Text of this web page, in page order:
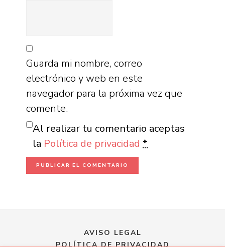
Guarda mi nombre, correo
electrónico y web en este
navegador para la próxima vez que
comente.
Al realizar tu comentario aceptas
la Política de privacidad *
AVISO LEGAL
POLÍTICA DE PRIVACIDAD